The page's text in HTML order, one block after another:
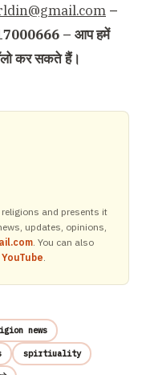
–
– आप हमें
कर सकते हैं।
and presents it
updates, opinions,
. You can also
YouTube
news
spirtiuality